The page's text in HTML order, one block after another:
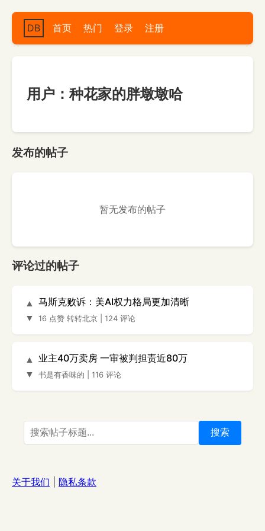
DB 首页 热门 登录 注册
用户：种花家的胖墩墩哈
发布的帖子
暂无发布的帖子
评论过的帖子
▲
▼
马斯克败诉：美AI权力格局更加清晰
16 点赞 转转北京 124 评论
▲
▼
业主40万卖房 一审被判担责近80万
书是有香味的 116 评论
搜索
关于我们 隐私条款